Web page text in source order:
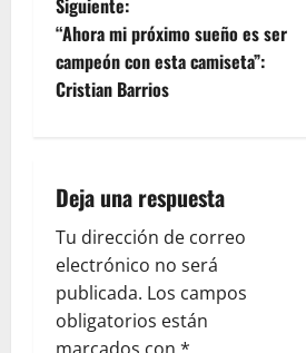
“Ahora mi próximo sueño es ser
campeón con esta camiseta”:
Cristian Barrios
Deja una respuesta
Tu dirección de correo
electrónico no será
publicada. Los campos
obligatorios están